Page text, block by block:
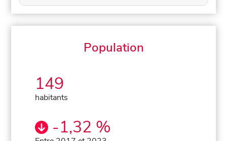
Population
149
habitants
-1,32 %